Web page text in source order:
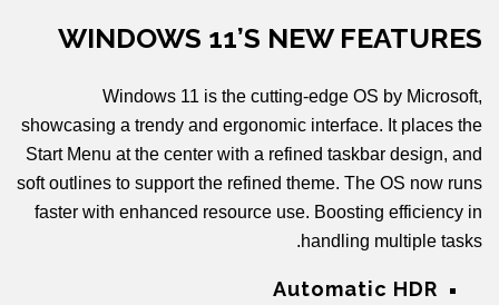
WINDOWS 11’S NEW FEATURES
Windows 11 is the cutting-edge OS by Microsoft,
showcasing a trendy and ergonomic interface. It places the
Start Menu at the center with a refined taskbar design, and
soft outlines to support the refined theme. The OS now runs
faster with enhanced resource use. Boosting efficiency in
handling multiple tasks.
Automatic HDR